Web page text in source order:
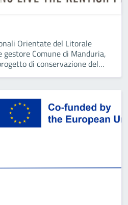
Orientate del Litorale
Comune di Manduria,
di conservazione del